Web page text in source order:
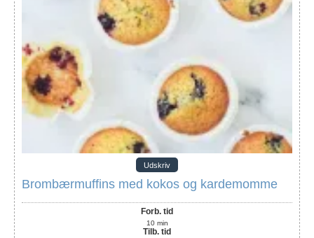
Udskriv
Brombærmuffins med kokos og kardemomme
Forb. tid
10 min
Tilb. tid